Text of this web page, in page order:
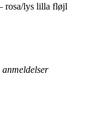
rosa/lys lilla fløjl
anmeldelser